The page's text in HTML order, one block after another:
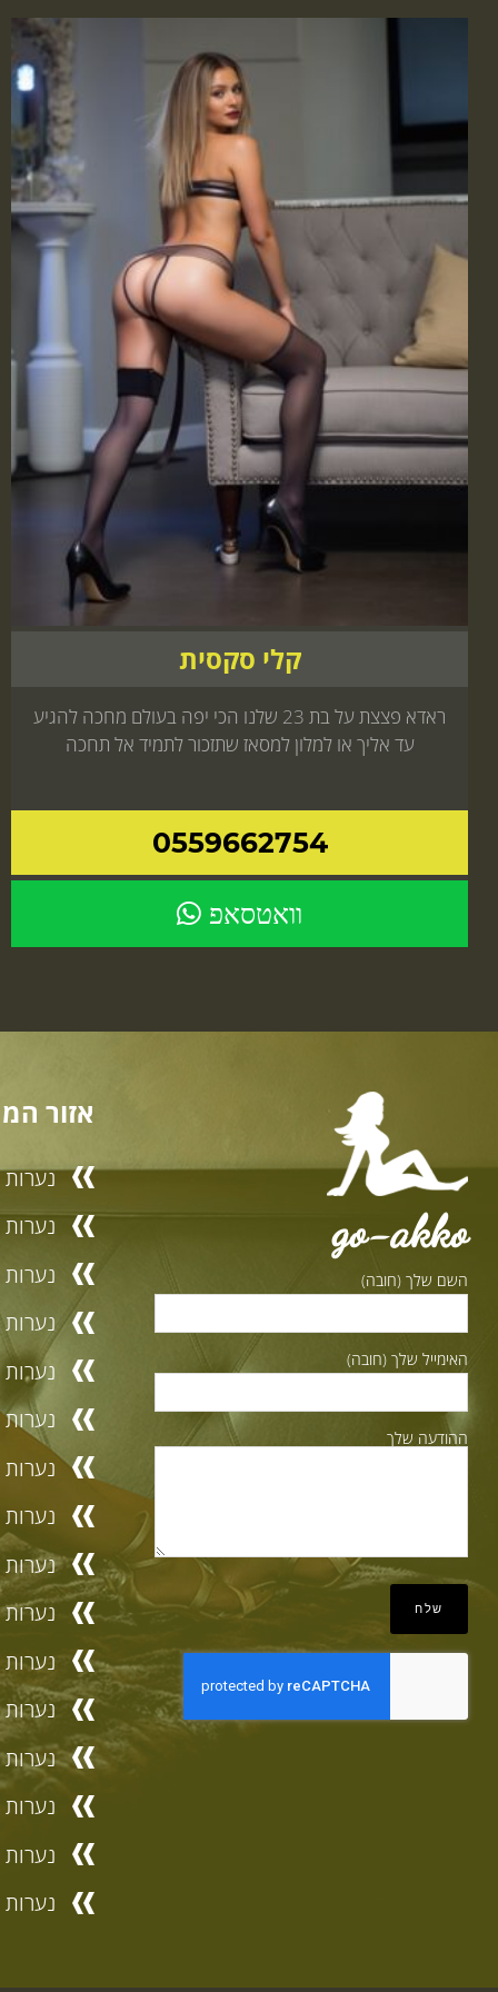
קלי סקסית
ראדא פצצת על בת 23 שלנו הכי יפה בעולם מחכה להגיע
עד אליך או למלון למסאז שתזכור לתמיד אל תחכה
0559662754
וואטסאפ
go-akko
השם שלך (חובה)
האימייל שלך (חובה)
ההודעה שלך
אזור
נערות
נערות
נערות
נערות
נערות
נערות
נערות
נערות
נערות
נערות
נערות
נערות
נערות
נערות
נערות
נערות